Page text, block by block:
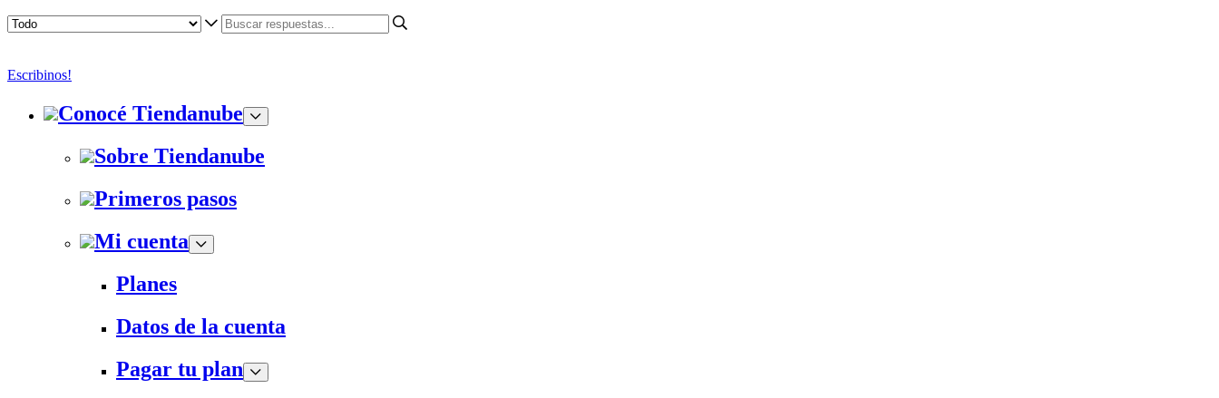
Escribinos!
Conocé Tiendanube
Sobre Tiendanube
Primeros pasos
Mi cuenta
Planes
Datos de la cuenta
Pagar tu plan